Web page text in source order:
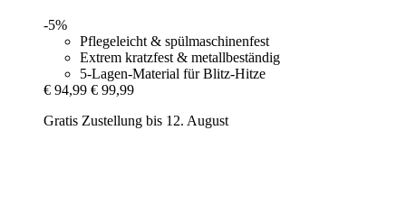
-5%
Pflegeleicht & spülmaschinenfest
Extrem kratzfest & metallbeständig
5-Lagen-Material für Blitz-Hitze
€ 94,99 € 99,99
Gratis Zustellung bis 12. August